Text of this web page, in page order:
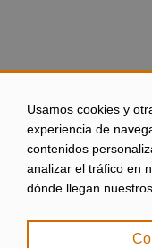
Usamos cookies y
experiencia de
contenidos
analizar el tráfico en
dónde llegan